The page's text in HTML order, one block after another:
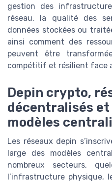
gestion des
réseau, la qualité des
données stockées ou
ainsi comment des
peuvent être
compétitif et résilient face
Depin crypto,
décentralisés
modèles
Les réseaux depin
large des modèles
nombreux secteurs,
l’infrastructure physique,